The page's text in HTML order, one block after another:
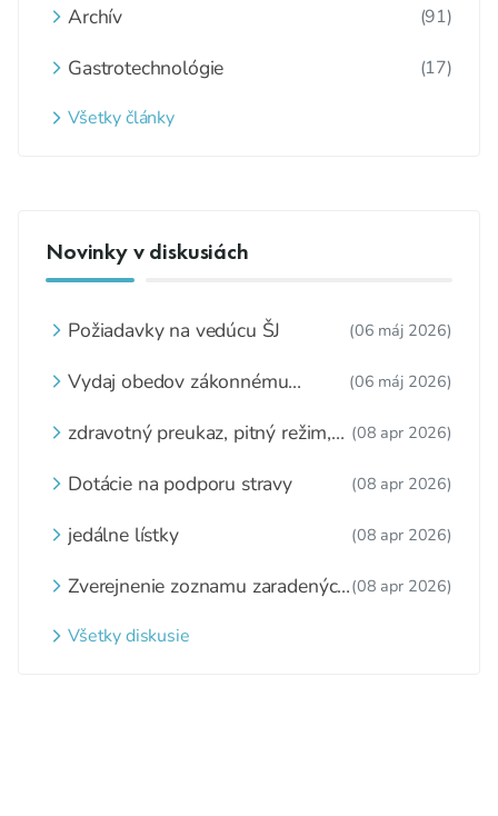
Archív (91)
Gastrotechnológie (17)
Všetky články
Novinky v diskusiách
Požiadavky na vedúcu ŠJ (06 máj 2026)
Vydaj obedov zákonnému
(06 máj 2026)
zdravotný preukaz, pitný režim,
(08 apr 2026)
Dotácie na podporu stravy (08 apr 2026)
jedálne lístky (08 apr 2026)
Zverejnenie zoznamu zaradených
webovom sídle
(08 apr 2026)
Všetky diskusie